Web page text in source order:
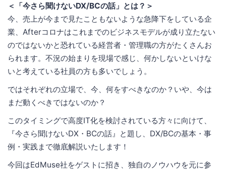
＜「今さら聞けないDX/BCの話」とは？＞
今、売上が今まで見たこともないような急降下をしている企
業、Afterコロナはこれまでのビジネスモデルが成り立たない
のではないかと恐れている経営者・管理職の方がたくさんお
られます。不況の始まりを現場で感じ、何かしないといけな
いと考えている社員の方も多いでしょう。
ではそれぞれの立場で、今、何をすべきなのか？いや、今は
まだ動くべきではないのか？
このタイミングで高度IT化を検討されている方々に向けて、
『今さら聞けないDX・BCの話』と題し、DX/BCの基本・事
例・実践まで徹底解説いたします！
今回はEdMuse社をゲストに招き、独自のノウハウを元に参